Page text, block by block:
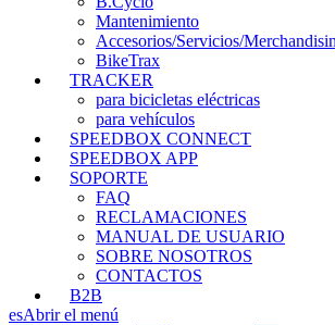
Mantenimiento
Accesorios/Servicios/
BikeTrax
TRACKER
para bicicletas eléctricas
para vehículos
SPEEDBOX CONNECT
SPEEDBOX APP
SOPORTE
FAQ
RECLAMACIONES
MANUAL DE USUARIO
SOBRE NOSOTROS
CONTACTOS
B2B
esAbrir el menú